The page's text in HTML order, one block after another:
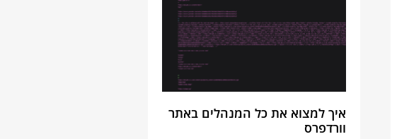
איך למצוא את כל המנהלים באתר
וורדפרס